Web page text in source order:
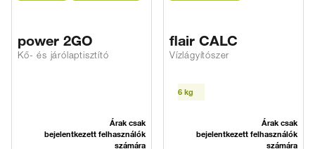
power 2GO
Kő- és járólaptisztító
Árak csak
bejelentkezett felhasználók
számára
flair CALC
Vízlágyítószer
6 kg
Árak csak
bejelentkezett felhasználók
számára